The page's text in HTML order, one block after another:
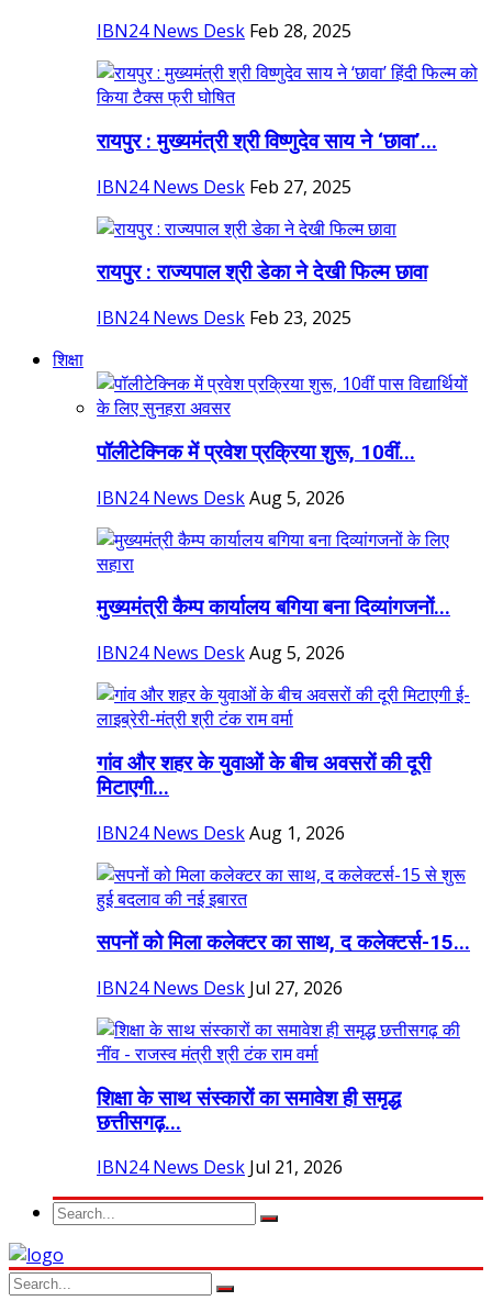
IBN24 News Desk Feb 28, 2025
रायपुर : मुख्यमंत्री श्री विष्णुदेव साय ने ‘छावा’...
IBN24 News Desk Feb 27, 2025
रायपुर : राज्यपाल श्री डेका ने देखी फिल्म छावा
IBN24 News Desk Feb 23, 2025
शिक्षा
पॉलीटेक्निक में प्रवेश प्रक्रिया शुरू, 10वीं...
IBN24 News DeskAug 5, 2026
मुख्यमंत्री कैम्प कार्यालय बगिया बना दिव्यांगजनों...
IBN24 News DeskAug 5, 2026
गांव और शहर के युवाओं के बीच अवसरों की दूरी
मिटाएगी...
IBN24 News DeskAug 1, 2026
सपनों को मिला कलेक्टर का साथ, द कलेक्टर्स-15...
IBN24 News Desk Jul 27, 2026
शिक्षा के साथ संस्कारों का समावेश ही समृद्ध
छत्तीसगढ़...
IBN24 News Desk Jul 21, 2026